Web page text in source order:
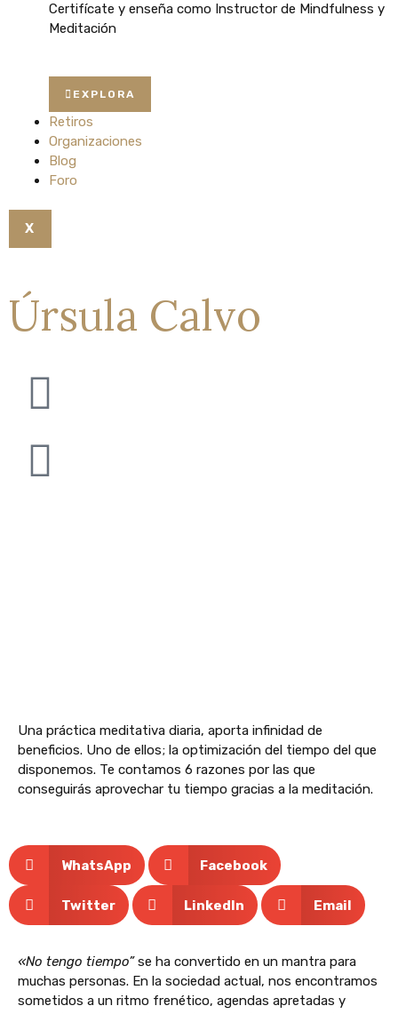
Certifícate y enseña como Instructor de Mindfulness y
Meditación
EXPLORA
Retiros
Organizaciones
Blog
Foro
X
Úrsula Calvo
Una práctica meditativa diaria, aporta infinidad de
beneficios. Uno de ellos; la optimización del tiempo del que
disponemos. Te contamos 6 razones por las que
conseguirás aprovechar tu tiempo gracias a la meditación.
WhatsApp Facebook
Twitter LinkedIn Email
«No tengo tiempo”se ha convertido en un mantra para
muchas personas. En la sociedad actual, nos encontramos
sometidos a un ritmo frenético, agendas apretadas y